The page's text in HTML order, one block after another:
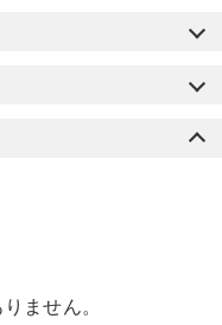
ません。